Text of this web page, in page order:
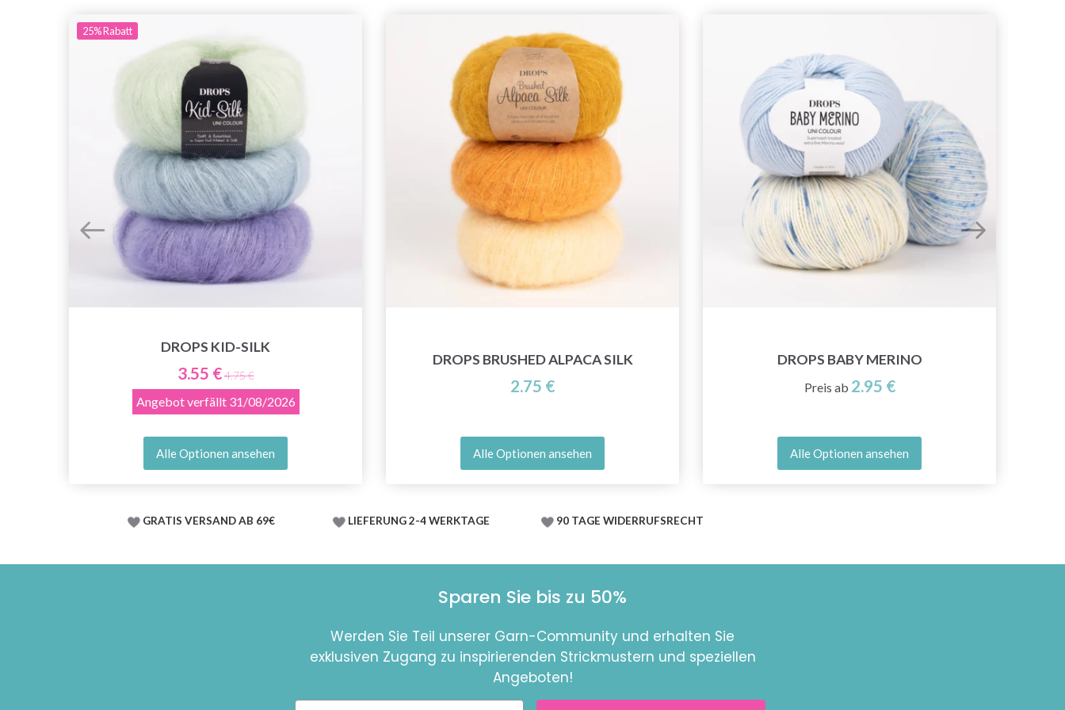
25%Rabatt
DROPS KID-SILK
3.55 €4.75 €
Angebot verfällt 31/08/2026
Alle Optionen ansehen
DROPS BRUSHED ALPACA SILK
2.75 €
Alle Optionen ansehen
DROPS BABY MERINO
Preis ab 2.95 €
Alle Optionen ansehen
GRATIS VERSAND AB 69€ LIEFERUNG 2-4 WERKTAGE 90 TAGE WIDERRUFSRECHT
Sparen Sie bis zu 50%
Werden Sie Teil unserer Garn-Community und erhalten Sie
exklusiven Zugang zu inspirierenden Strickmustern und speziellen
Angeboten!